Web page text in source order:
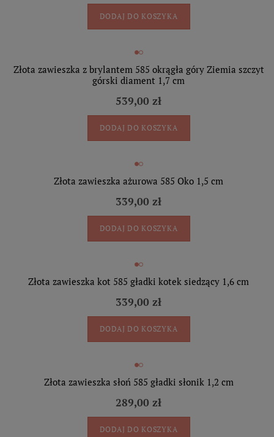
DODAJ DO KOSZYKA
Złota zawieszka z brylantem 585 okrągła góry Ziemia szczyt
górski diament 1,7 cm
539,00 zł
DODAJ DO KOSZYKA
Złota zawieszka ażurowa 585 Oko 1,5 cm
339,00 zł
DODAJ DO KOSZYKA
Złota zawieszka kot 585 gładki kotek siedzący 1,6 cm
339,00 zł
DODAJ DO KOSZYKA
Złota zawieszka słoń 585 gładki słonik 1,2 cm
289,00 zł
DODAJ DO KOSZYKA